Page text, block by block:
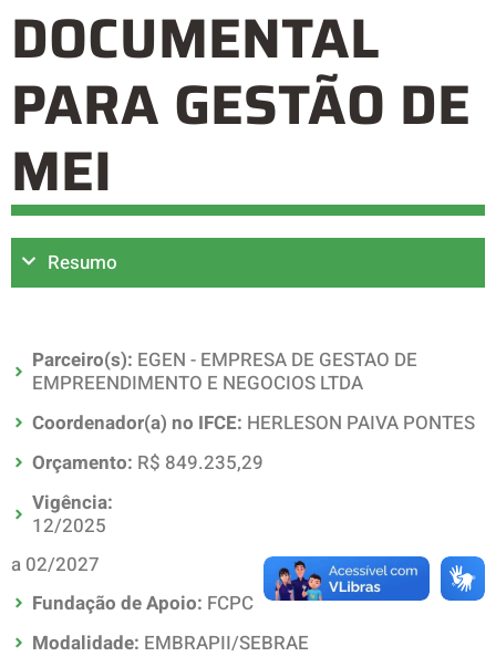
DOCUMENTAL
PARA GESTÃO DE
MEI
Resumo
Parceiro(s): EGEN - EMPRESA DE GESTAO DE
EMPREENDIMENTO E NEGOCIOS LTDA
Coordenador(a) no IFCE: HERLESON PAIVA PONTES
Orçamento: R$ 849.235,29
Vigência:
12/2025
a 02/2027
Fundação de Apoio: FCPC
Modalidade: EMBRAPII/SEBRAE